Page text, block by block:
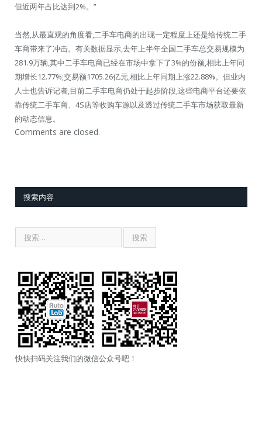
但近两年占比达到2%。”
当然,从最直观的角度看,二手车电商的出现一定程度上还是给传统二手
车商带来了冲击。有关数据显示,去年上半年全国二手车总交易规模为
281.9万辆,其中二手车电商已经在市场中拿下了3%的份额,相比上年同
期增长12.77%;交易额1705.26亿元,相比上年同期上涨22.88%。但业内
人士也告诉记者,目前二手车电商仍处于起步阶段,这些电商平台还要依
靠传统二手车商、4S店等收购车源以及透过传统二手车市场获取最新
的动态信息。
Comments are closed.
搜索内容
快快扫码关注我们的微信公众号吧！